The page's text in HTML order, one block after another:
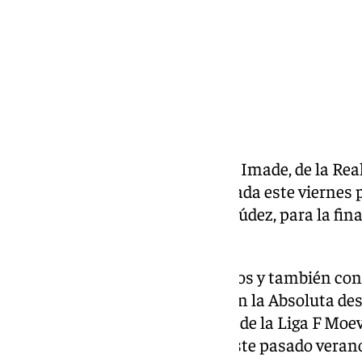
La delantera de Carmona, Edna Imade, de la
la lista de 25 convocadas facilitada este
femenina de fútbol, Sonia Bermúdez, para la
La jugadora, nacida en Marruecos y también
estrena en una convocatoria con la Absoluta
goleador en la temporada 25-26 de la Liga F
conjunto realista, al que llegó este pasado